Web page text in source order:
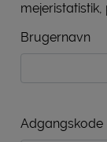
Brugernavn
Adgangskode